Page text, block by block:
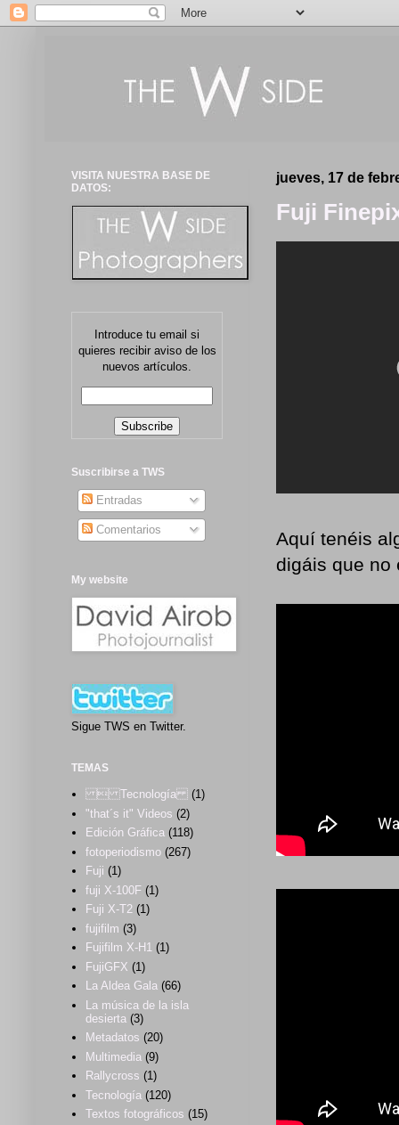
jueves, 17 de
Fuji
Aquí tenéis
digáis que no
VISITA NUESTRA BASE DE
DATOS:
Introduce tu email si
quieres recibir aviso de los
nuevos artículos.
Suscribirse a TWS
Entradas
Comentarios
My website
Sigue TWS en Twitter.
TEMAS
 Tecnología (1)
"that´s it" Videos (2)
Edición Gráfica (118)
fotoperiodismo (267)
Fuji (1)
fuji X-100F (1)
Fuji X-T2 (1)
fujifilm (3)
Fujifilm X-H1 (1)
FujiGFX (1)
La Aldea Gala (66)
La música de la isla
desierta (3)
Metadatos (20)
Multimedia (9)
Rallycross (1)
Tecnología (120)
Textos fotográficos (15)